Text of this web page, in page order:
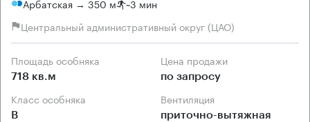
Арбатская → 350 м ~3 мин
Центральный административный округ (ЦАО)
Площадь особняка
718 кв.м
Цена продажи
по запросу
Класс особняка
B
Вентиляция
приточно-вытяжная